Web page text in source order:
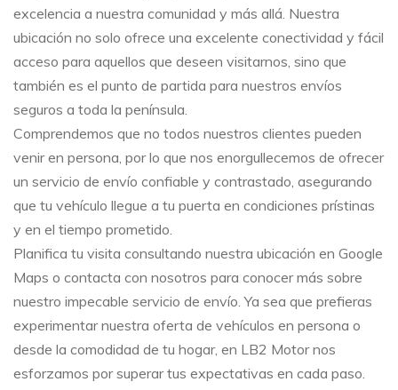
excelencia a nuestra comunidad y más allá. Nuestra
ubicación no solo ofrece una excelente conectividad y fácil
acceso para aquellos que deseen visitarnos, sino que
también es el punto de partida para nuestros envíos
seguros a toda la península.
Comprendemos que no todos nuestros clientes pueden
venir en persona, por lo que nos enorgullecemos de ofrecer
un servicio de envío confiable y contrastado, asegurando
que tu vehículo llegue a tu puerta en condiciones prístinas
y en el tiempo prometido.
Planifica tu visita consultando nuestra ubicación en Google
Maps o contacta con nosotros para conocer más sobre
nuestro impecable servicio de envío. Ya sea que prefieras
experimentar nuestra oferta de vehículos en persona o
desde la comodidad de tu hogar, en LB2 Motor nos
esforzamos por superar tus expectativas en cada paso.